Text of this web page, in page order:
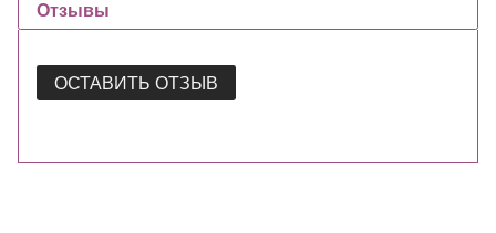
Отзывы
ОСТАВИТЬ ОТЗЫВ